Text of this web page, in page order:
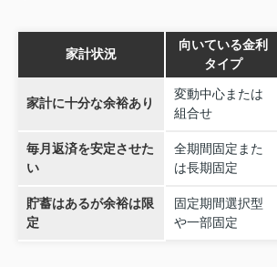
家計状況
向いている金利
タイプ
家計に十分な余裕あり
変動中心または
組合せ
毎月返済を安定させた
い
全期間固定また
は長期固定
貯蓄はあるが余裕は限
定
固定期間選択型
や一部固定